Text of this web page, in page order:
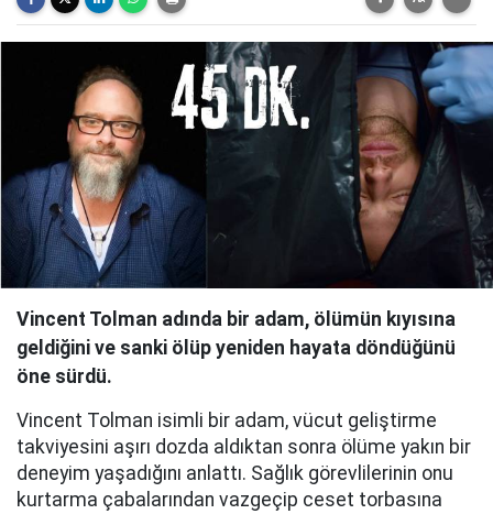
Vincent Tolman adında bir adam, ölümün kıyısına
geldiğini ve sanki ölüp yeniden hayata döndüğünü
öne sürdü.
Vincent Tolman isimli bir adam, vücut geliştirme
takviyesini aşırı dozda aldıktan sonra ölüme yakın bir
deneyim yaşadığını anlattı. Sağlık görevlilerinin onu
kurtarma çabalarından vazgeçip ceset torbasına